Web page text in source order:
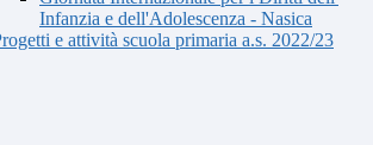
Infanzia e dell'Adolescenza - Nasica
e attività scuola primaria a.s. 2022/23